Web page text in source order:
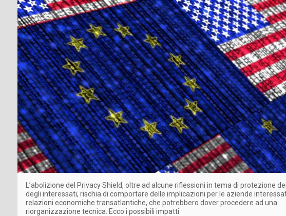
L’abolizione del Privacy Shield, oltre ad alcune riflessioni in tema di protezione
degli interessati, rischia di comportare delle implicazioni per le aziende
relazioni economiche transatlantiche, che potrebbero dover procedere ad una
riorganizzazione tecnica. Ecco i possibili impatti